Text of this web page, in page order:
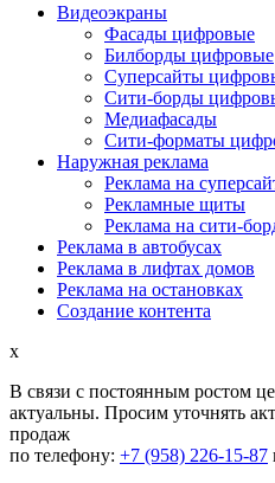
Видеоэкраны
Фасады цифровые
Билборды цифровые
Суперсайты
Сити-борды
Медиафасады
Сити-форматы
Наружная реклама
Реклама на
Рекламные щиты
Реклама на сити-
Реклама в автобусах
Реклама в лифтах домов
Реклама на остановках
Создание контента
x
В связи с постоянным ростом
актуальны. Просим уточнять
продаж
по телефону: +7 (958) 226-15-87